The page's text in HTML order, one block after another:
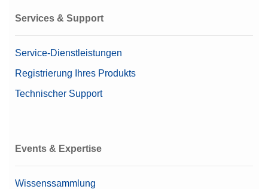
Services & Support
Service-Dienstleistungen
Registrierung Ihres Produkts
Technischer Support
Events & Expertise
Wissenssammlung